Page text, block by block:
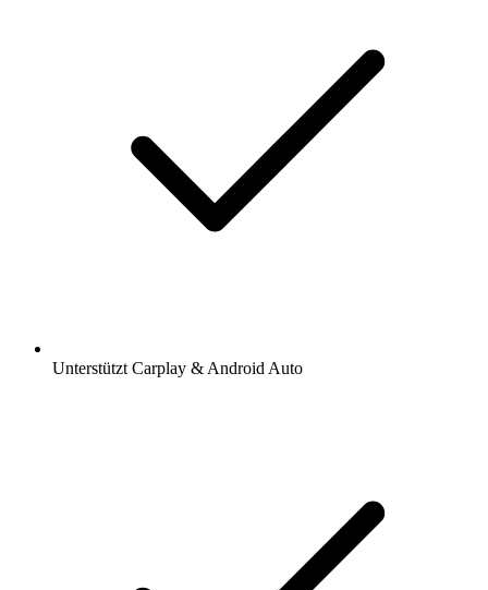
Unterstützt Carplay & Android Auto